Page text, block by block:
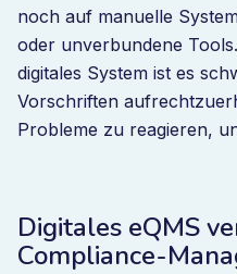
noch auf manuelle
oder unverbundene
digitales System ist es
Vorschriften
Probleme zu reagieren,
Digitales eQMS
Compliance-